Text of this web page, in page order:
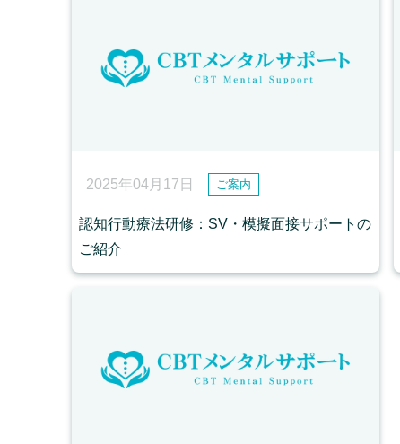
2025年04月17日 ご案内
認知行動療法研修：SV・模擬面接サポートの
ご紹介